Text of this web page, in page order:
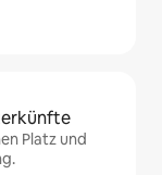
Platz und